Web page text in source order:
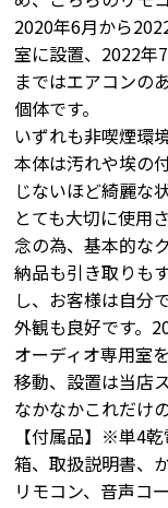
2020年6月から
室に設置、2022年
まではエアコンの
個体です。
いずれも非喫煙環
本体は汚れや埃の
じないほど綺麗な
とても大切に使用
念の為、基本的な
納品も引き取りも
し、お客様は自分
外観も良好です。
オーディオ専用室
移動、設置は当店
なかなかこれだけ
【付属品】※単4乾
箱、取扱説明書、
リモコン、音声コ